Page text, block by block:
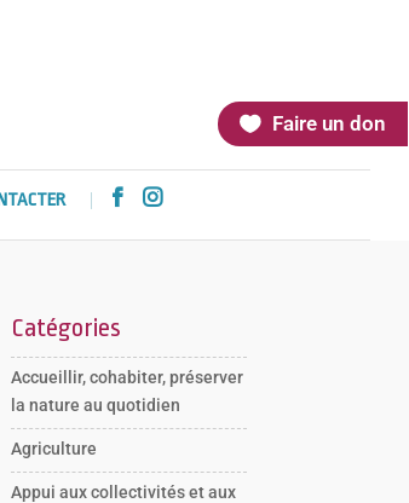
Faire un don
 
Catégories
Accueillir, cohabiter, préserver
la nature au quotidien
Agriculture
Appui aux collectivités et aux